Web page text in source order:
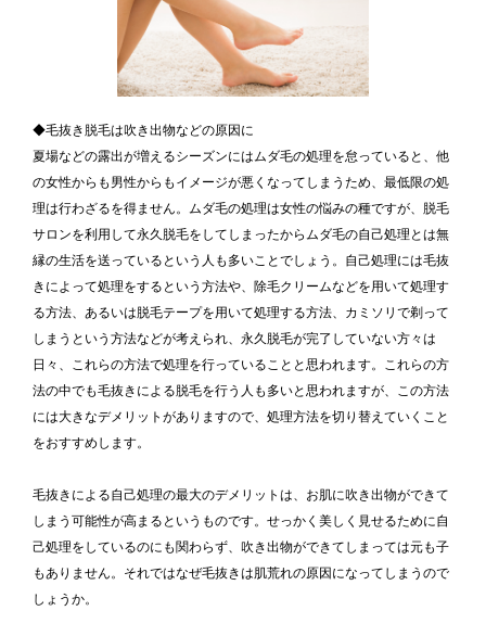
◆毛抜き脱毛は吹き出物などの原因に
夏場などの露出が増えるシーズンにはムダ毛の処理を怠っていると、他
の女性からも男性からもイメージが悪くなってしまうため、最低限の処
理は行わざるを得ません。ムダ毛の処理は女性の悩みの種ですが、脱毛
サロンを利用して永久脱毛をしてしまったからムダ毛の自己処理とは無
縁の生活を送っているという人も多いことでしょう。自己処理には毛抜
きによって処理をするという方法や、除毛クリームなどを用いて処理す
る方法、あるいは脱毛テープを用いて処理する方法、カミソリで剃って
しまうという方法などが考えられ、永久脱毛が完了していない方々は
日々、これらの方法で処理を行っていることと思われます。これらの方
法の中でも毛抜きによる脱毛を行う人も多いと思われますが、この方法
には大きなデメリットがありますので、処理方法を切り替えていくこと
をおすすめします。
毛抜きによる自己処理の最大のデメリットは、お肌に吹き出物ができて
しまう可能性が高まるというものです。せっかく美しく見せるために自
己処理をしているのにも関わらず、吹き出物ができてしまっては元も子
もありません。それではなぜ毛抜きは肌荒れの原因になってしまうので
しょうか。